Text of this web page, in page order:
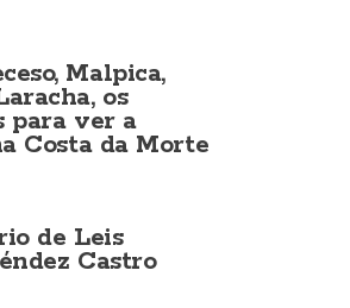
Malpica,
os
para ver a
Costa da Morte
de Leis
Castro